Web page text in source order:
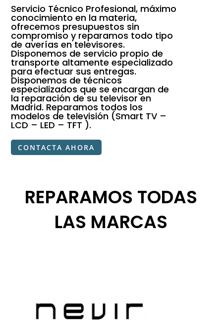
Servicio Técnico Profesional, máximo
conocimiento en la materia,
ofrecemos presupuestos sin
compromiso y reparamos todo tipo
de averías en televisores.
Disponemos de servicio propio de
transporte altamente especializado
para efectuar sus entregas.
Disponemos de técnicos
especializados que se encargan de
la reparación de su televisor en
Madrid. Reparamos todos los
modelos de televisión (Smart TV –
LCD – LED – TFT ).
CONTACTA AHORA
REPARAMOS TODAS
LAS MARCAS